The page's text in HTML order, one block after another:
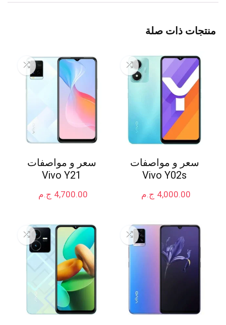
منتجات ذات صلة
سعر و مواصفات
Vivo Y02s
ج.م 4,000.00
سعر و مواصفات
Vivo Y21
ج.م 4,700.00